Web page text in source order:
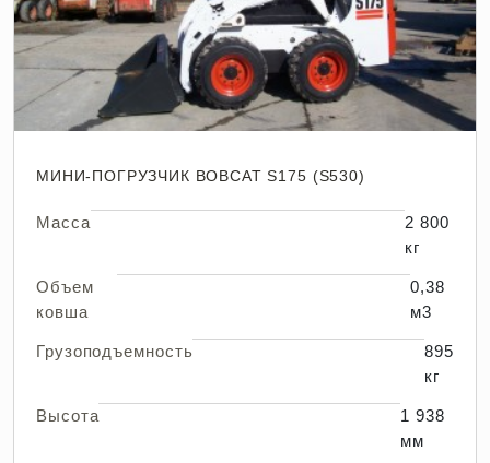
МИНИ-ПОГРУЗЧИК BOBCAT S175 (S530)
Масса
2 800
кг
Объем
ковша
0,38
м3
Грузоподъемность
895
кг
Высота
1 938
мм